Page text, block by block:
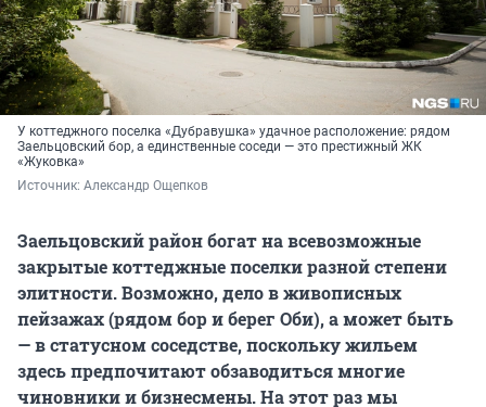
У коттеджного поселка «Дубравушка» удачное расположение: рядом
Заельцовский бор, а единственные соседи — это престижный ЖК
«Жуковка»
Источник: Александр Ощепков
Заельцовский район богат на всевозможные
закрытые коттеджные поселки разной степени
элитности. Возможно, дело в живописных
пейзажах (рядом бор и берег Оби), а может быть
— в статусном соседстве, поскольку жильем
здесь предпочитают обзаводиться многие
чиновники и бизнесмены. На этот раз мы